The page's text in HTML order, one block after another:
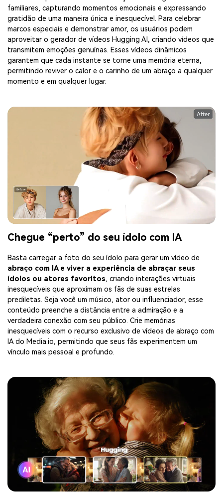
familiares, capturando momentos emocionais e expressando
gratidão de uma maneira única e inesquecível. Para celebrar
marcos especiais e demonstrar amor, os usuários podem
aproveitar o gerador de vídeos Hugging AI, criando vídeos que
transmitem emoções genuínas. Esses vídeos dinâmicos
garantem que cada instante se torne uma memória eterna,
permitindo reviver o calor e o carinho de um abraço a qualquer
momento e em qualquer lugar.
Chegue “perto” do seu ídolo com IA
Basta carregar a foto do seu ídolo para gerar um vídeo de
abraço com IA e viver a experiência de abraçar seus
ídolos ou atores favoritos, criando interações virtuais
inesquecíveis que aproximam os fãs de suas estrelas
prediletas. Seja você um músico, ator ou influenciador, esse
conteúdo preenche a distância entre a admiração e a
verdadeira conexão com seu público. Crie memórias
inesquecíveis com o recurso exclusivo de vídeos de abraço com
IA do Media.io, permitindo que seus fãs experimentem um
vínculo mais pessoal e profundo.